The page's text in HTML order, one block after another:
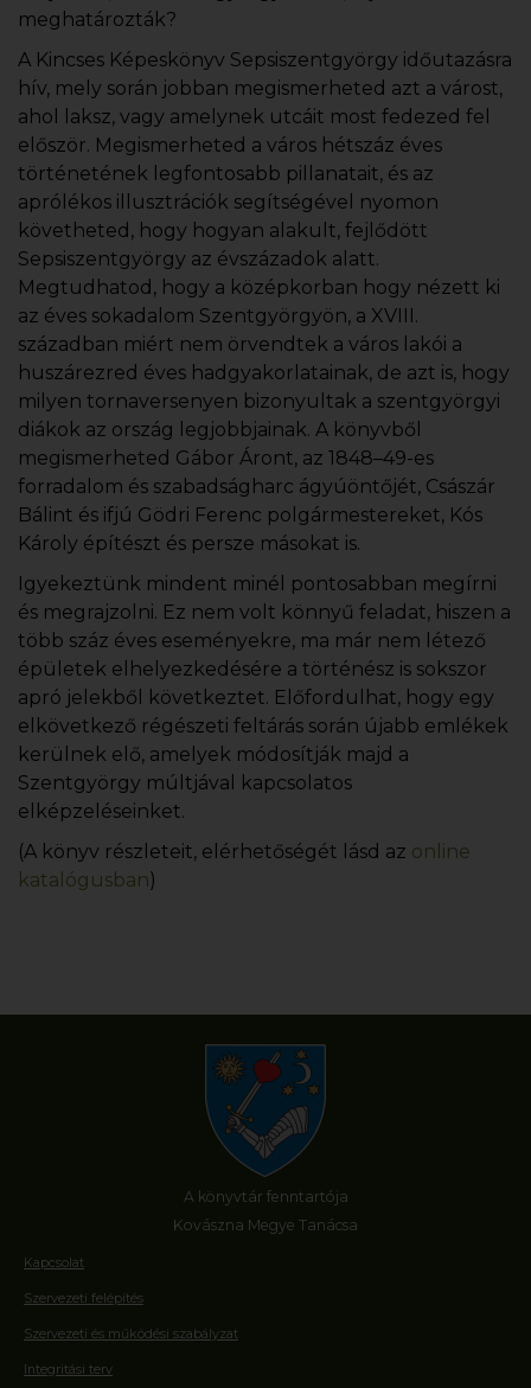
meghatározták?
A Kincses Képeskönyv Sepsiszentgyörgy időutazásra
hív, mely során jobban megismerheted azt a várost,
ahol laksz, vagy amelynek utcáit most fedezed fel
először. Megismerheted a város hétszáz éves
történetének legfontosabb pillanatait, és az
aprólékos illusztrációk segítségével nyomon
követheted, hogy hogyan alakult, fejlődött
Sepsiszentgyörgy az évszázadok alatt.
Megtudhatod, hogy a középkorban hogy nézett ki
az éves sokadalom Szentgyörgyön, a XVIII.
században miért nem örvendtek a város lakói a
huszárezred éves hadgyakorlatainak, de azt is, hogy
milyen tornaversenyen bizonyultak a szentgyörgyi
diákok az ország legjobbjainak. A könyvből
megismerheted Gábor Áront, az 1848–49-es
forradalom és szabadságharc ágyúöntőjét, Császár
Bálint és ifjú Gödri Ferenc polgármestereket, Kós
Károly építészt és persze másokat is.
Igyekeztünk mindent minél pontosabban megírni
és megrajzolni. Ez nem volt könnyű feladat, hiszen a
több száz éves eseményekre, ma már nem létező
épületek elhelyezkedésére a történész is sokszor
apró jelekből következtet. Előfordulhat, hogy egy
elkövetkező régészeti feltárás során újabb emlékek
kerülnek elő, amelyek módosítják majd a
Szentgyörgy múltjával kapcsolatos
elképzeléseinket.
(A könyv részleteit, elérhetőségét lásd az online
katalógusban)
A könyvtár fenntartója
Kovászna Megye Tanácsa
Kapcsolat
Szervezeti felépítés
Szervezeti és működési szabályzat
Integritási terv